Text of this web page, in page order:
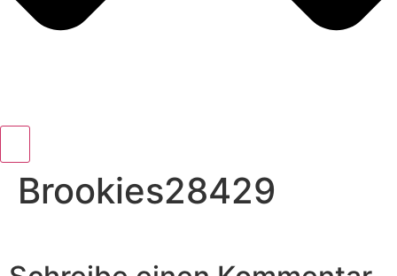
Brookies28429